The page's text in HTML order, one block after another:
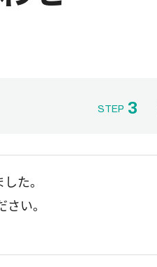
STEP 3
た。
い。